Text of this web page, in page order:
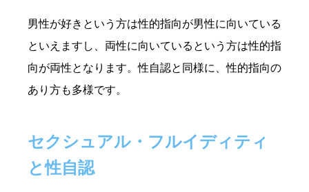
男性が好きという方は性的指向が男性に向いている
といえますし、両性に向いているという方は性的指
向が両性となります。性自認と同様に、性的指向の
あり方も多様です。
セクシュアル・フルイディティ
と性自認